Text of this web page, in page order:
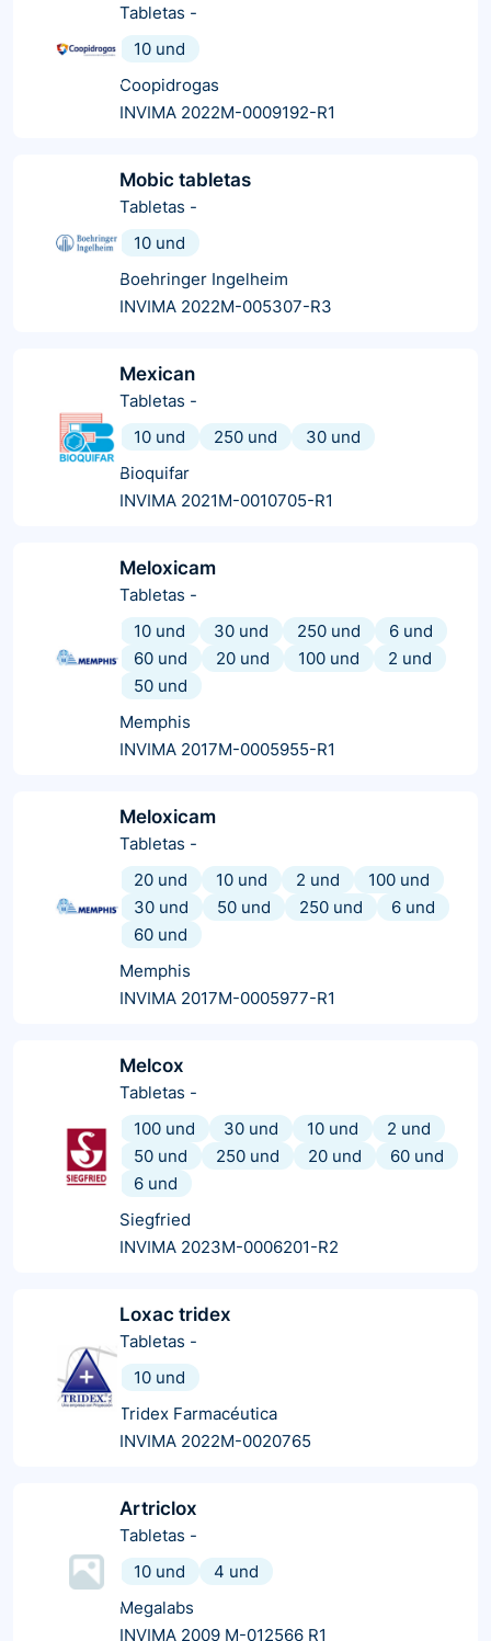
Tabletas -
10 und
Coopidrogas
INVIMA 2022M-0009192-R1
Mobic tabletas
Tabletas -
10 und
Boehringer Ingelheim
INVIMA 2022M-005307-R3
Mexican
Tabletas -
10 und
250 und
30 und
Bioquifar
INVIMA 2021M-0010705-R1
Meloxicam
Tabletas -
10 und
30 und 250 und
6 und
60 und
20 und 100 und
2 und
50 und
Memphis
INVIMA 2017M-0005955-R1
Meloxicam
Tabletas -
20 und
10 und 2 und
100 und
30 und
50 und 250 und
6 und
60 und
Memphis
INVIMA 2017M-0005977-R1
Melcox
Tabletas -
100 und
30 und 10 und
2 und
50 und
250 und 20 und
60 und
6 und
Siegfried
INVIMA 2023M-0006201-R2
Loxac tridex
Tabletas -
10 und
Tridex Farmacéutica
INVIMA 2022M-0020765
Artriclox
Tabletas -
10 und
4 und
Megalabs
INVIMA 2009 M-012566 R1